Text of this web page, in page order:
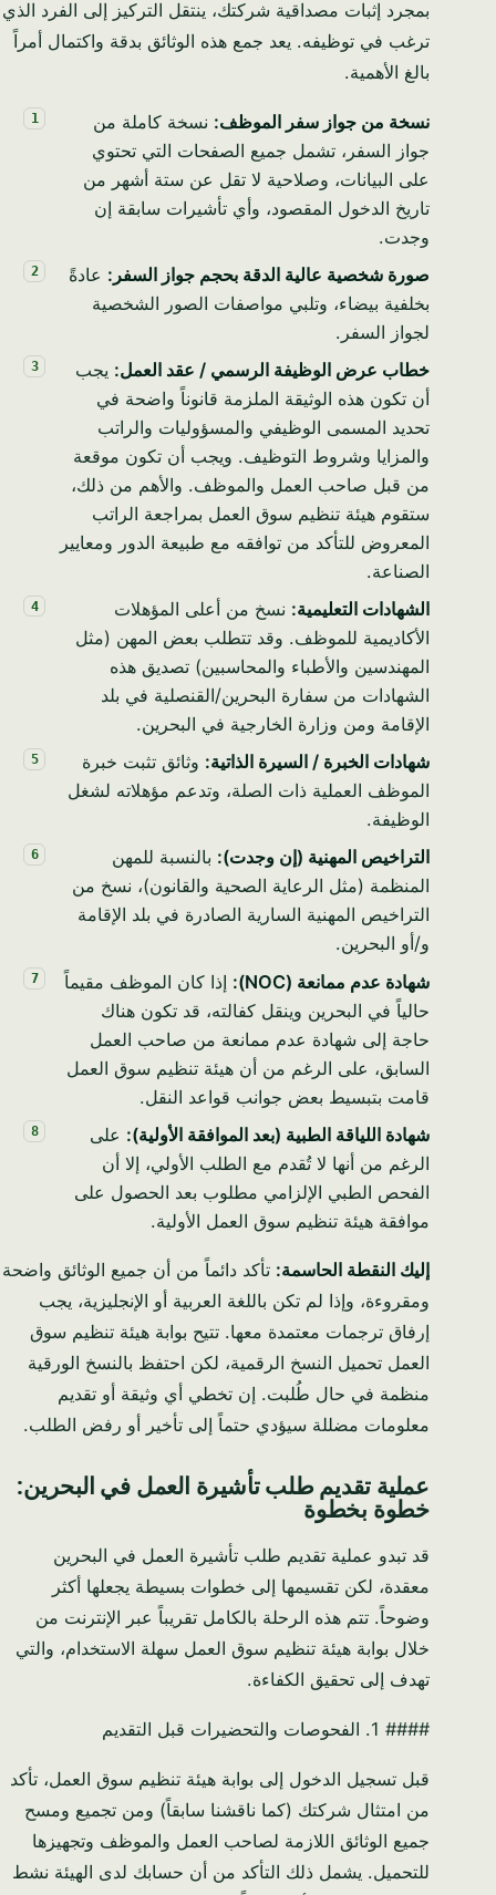
بمجرد إثبات مصداقية شركتك، ينتقل التركيز إلى الفرد الذي
ترغب في توظيفه. يعد جمع هذه الوثائق بدقة واكتمال أمراً
بالغ الأهمية.
نسخة من جواز سفر الموظف: نسخة كاملة من
جواز السفر، تشمل جميع الصفحات التي تحتوي
على البيانات، وصلاحية لا تقل عن ستة أشهر من
تاريخ الدخول المقصود، وأي تأشيرات سابقة إن
وجدت.
صورة شخصية عالية الدقة بحجم جواز السفر: عادةً
بخلفية بيضاء، وتلبي مواصفات الصور الشخصية
لجواز السفر.
خطاب عرض الوظيفة الرسمي / عقد العمل: يجب
أن تكون هذه الوثيقة الملزمة قانوناً واضحة في
تحديد المسمى الوظيفي والمسؤوليات والراتب
والمزايا وشروط التوظيف. ويجب أن تكون موقعة
من قبل صاحب العمل والموظف. والأهم من ذلك،
ستقوم هيئة تنظيم سوق العمل بمراجعة الراتب
المعروض للتأكد من توافقه مع طبيعة الدور ومعايير
الصناعة.
الشهادات التعليمية: نسخ من أعلى المؤهلات
الأكاديمية للموظف. وقد تتطلب بعض المهن (مثل
المهندسين والأطباء والمحاسبين) تصديق هذه
الشهادات من سفارة البحرين/القنصلية في بلد
الإقامة ومن وزارة الخارجية في البحرين.
شهادات الخبرة / السيرة الذاتية: وثائق تثبت خبرة
الموظف العملية ذات الصلة، وتدعم مؤهلاته لشغل
الوظيفة.
التراخيص المهنية (إن وجدت): بالنسبة للمهن
المنظمة (مثل الرعاية الصحية والقانون)، نسخ من
التراخيص المهنية السارية الصادرة في بلد الإقامة
و/أو البحرين.
شهادة عدم ممانعة (NOC):
إذا كان الموظف مقيماً
حالياً في البحرين وينقل كفالته، قد تكون هناك
حاجة إلى شهادة عدم ممانعة من صاحب العمل
السابق، على الرغم من أن هيئة تنظيم سوق العمل
قامت بتبسيط بعض جوانب قواعد النقل.
شهادة اللياقة الطبية (بعد الموافقة الأولية): على
الرغم من أنها لا تُقدم مع الطلب الأولي، إلا أن
الفحص الطبي الإلزامي مطلوب بعد الحصول على
موافقة هيئة تنظيم سوق العمل الأولية.
إليك النقطة الحاسمة: تأكد دائماً من أن جميع الوثائق واضحة
ومقروءة، وإذا لم تكن باللغة العربية أو الإنجليزية، يجب
إرفاق ترجمات معتمدة معها. تتيح بوابة هيئة تنظيم سوق
العمل تحميل النسخ الرقمية، لكن احتفظ بالنسخ الورقية
منظمة في حال طُلبت. إن تخطي أي وثيقة أو تقديم
معلومات مضللة سيؤدي حتماً إلى تأخير أو رفض الطلب.
عملية تقديم طلب تأشيرة العمل في البحرين:
خطوة بخطوة
قد تبدو عملية تقديم طلب تأشيرة العمل في البحرين
معقدة، لكن تقسيمها إلى خطوات بسيطة يجعلها أكثر
وضوحاً. تتم هذه الرحلة بالكامل تقريباً عبر الإنترنت من
خلال بوابة هيئة تنظيم سوق العمل سهلة الاستخدام، والتي
تهدف إلى تحقيق الكفاءة.
#### 1. الفحوصات والتحضيرات قبل التقديم
قبل تسجيل الدخول إلى بوابة هيئة تنظيم سوق العمل، تأكد
من امتثال شركتك (كما ناقشنا سابقاً) ومن تجميع ومسح
جميع الوثائق اللازمة لصاحب العمل والموظف وتجهيزها
للتحميل. يشمل ذلك التأكد من أن حسابك لدى الهيئة نشط